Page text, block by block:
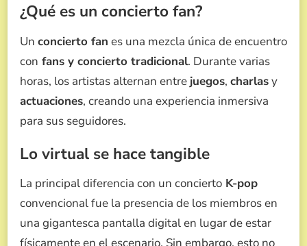
¿Qué es un concierto fan?
Un concierto fan es una mezcla única de encuentro
con fans y concierto tradicional. Durante varias
horas, los artistas alternan entre juegos, charlasy
actuaciones, creando una experiencia inmersiva
para sus seguidores.
Lo virtual se hace tangible
La principal diferencia con un concierto K-pop
convencional fue la presencia de los miembros en
una gigantesca pantalla digital en lugar de estar